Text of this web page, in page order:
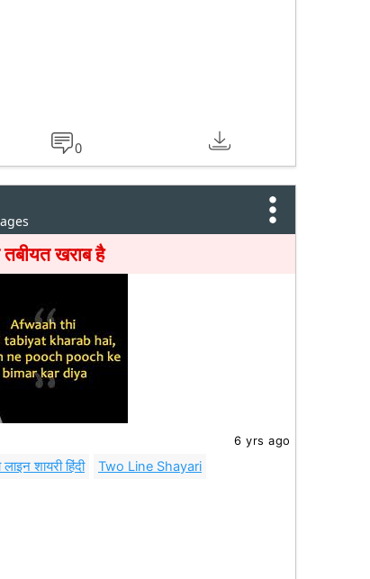
0
खराब है
6 yrs ago
लाइन शायरी हिंदी Two Line Shayari